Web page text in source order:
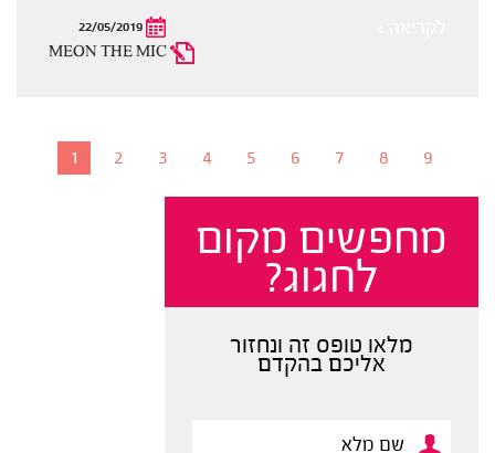
22/05/2019
MEON THE MIC
9
8
7
6
5
4
3
2
1
מחפשים מקום
לחגוג?
מלאו טופס זה ונחזור
אליכם בהקדם